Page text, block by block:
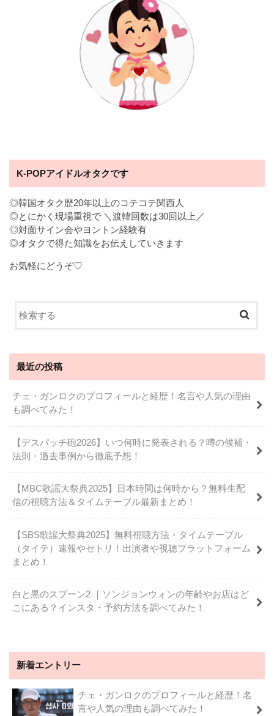
K-POPアイドルオタクです
◎韓国オタク歴20年以上のコテコテ関西人
◎とにかく現場重視で ＼渡韓回数は30回以上／
◎対面サイン会やヨントン経験有
◎オタクで得た知識をお伝えしていきます
お気軽にどうぞ♡
最近の投稿
チェ・ガンロクのプロフィールと経歴！名言や人気の理由
も調べてみた！
【デスパッチ砲2026】いつ何時に発表される？噂の候補・
法則・過去事例から徹底予想！
【MBC歌謡大祭典2025】日本時間は何時から？無料生配
信の視聴方法＆タイムテーブル最新まとめ！
【SBS歌謡大祭典2025】無料視聴方法・タイムテーブル
（タイテ）速報やセトリ！出演者や視聴プラットフォーム
まとめ！
白と黒のスプーン2 ｜ソンジョンウォンの年齢やお店はど
こにある？インスタ・予約方法を調べてみた！
新着エントリー
チェ・ガンロクのプロフィールと経歴！名
言や人気の理由も調べてみた！